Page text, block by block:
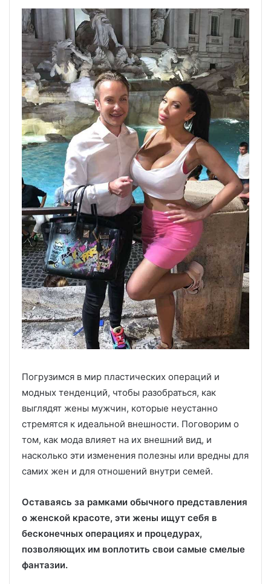
Погрузимся в мир пластических операций и
модных тенденций, чтобы разобраться, как
выглядят жены мужчин, которые неустанно
стремятся к идеальной внешности. Поговорим о
том, как мода влияет на их внешний вид, и
насколько эти изменения полезны или вредны для
самих жен и для отношений внутри семей.
Оставаясь за рамками обычного представления
о женской красоте, эти жены ищут себя в
бесконечных операциях и процедурах,
позволяющих им воплотить свои самые смелые
фантазии.